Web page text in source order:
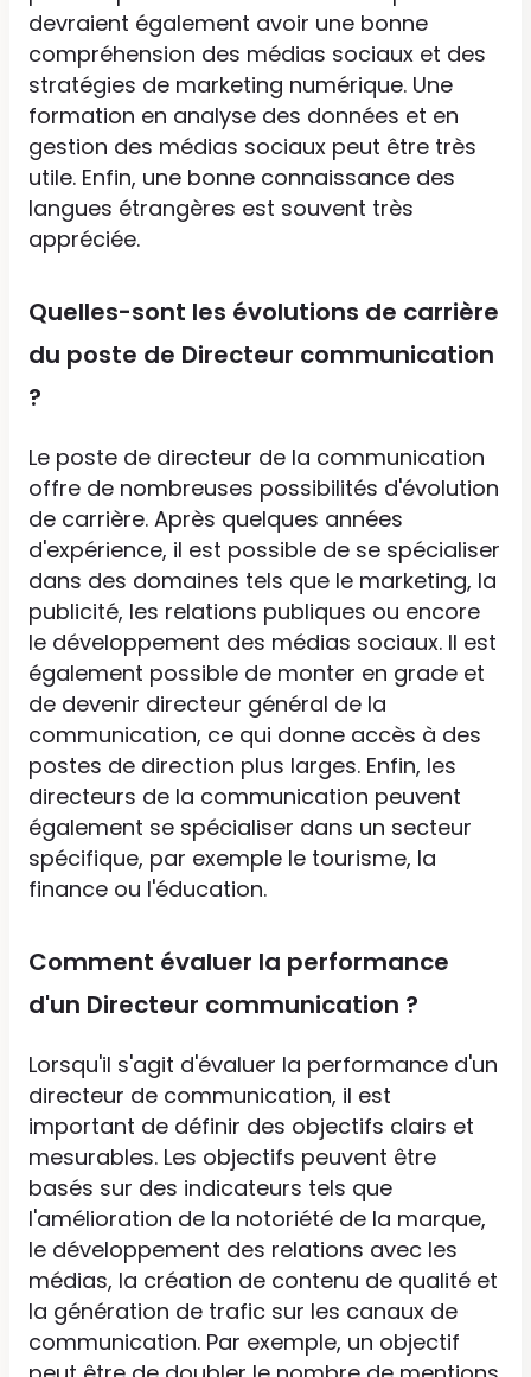
devraient également avoir une bonne
compréhension des médias sociaux et des
stratégies de marketing numérique. Une
formation en analyse des données et en
gestion des médias sociaux peut être très
utile. Enfin, une bonne connaissance des
langues étrangères est souvent très
appréciée.
Quelles-sont les évolutions de carrière
du poste de Directeur communication
?
Le poste de directeur de la communication
offre de nombreuses possibilités d'évolution
de carrière. Après quelques années
d'expérience, il est possible de se spécialiser
dans des domaines tels que le marketing, la
publicité, les relations publiques ou encore
le développement des médias sociaux. Il est
également possible de monter en grade et
de devenir directeur général de la
communication, ce qui donne accès à des
postes de direction plus larges. Enfin, les
directeurs de la communication peuvent
également se spécialiser dans un secteur
spécifique, par exemple le tourisme, la
finance ou l'éducation.
Comment évaluer la performance
d'un Directeur communication ?
Lorsqu'il s'agit d'évaluer la performance d'un
directeur de communication, il est
important de définir des objectifs clairs et
mesurables. Les objectifs peuvent être
basés sur des indicateurs tels que
l'amélioration de la notoriété de la marque,
le développement des relations avec les
médias, la création de contenu de qualité et
la génération de trafic sur les canaux de
communication. Par exemple, un objectif